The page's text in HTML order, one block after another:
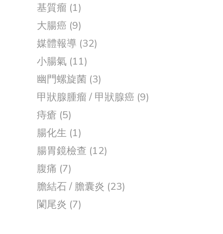
基質瘤 (1)
大腸癌 (9)
媒體報導 (32)
小腸氣 (11)
幽門螺旋菌 (3)
甲狀腺腫瘤 / 甲狀腺癌 (9)
痔瘡 (5)
腸化生 (1)
腸胃鏡檢查 (12)
腹痛 (7)
膽結石 / 膽囊炎 (23)
闌尾炎 (7)